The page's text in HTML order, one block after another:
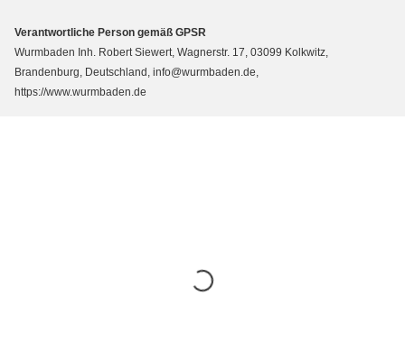
Verantwortliche Person gemäß GPSR
Wurmbaden Inh. Robert Siewert, Wagnerstr. 17, 03099 Kolkwitz,
Brandenburg, Deutschland, info@wurmbaden.de,
https://www.wurmbaden.de